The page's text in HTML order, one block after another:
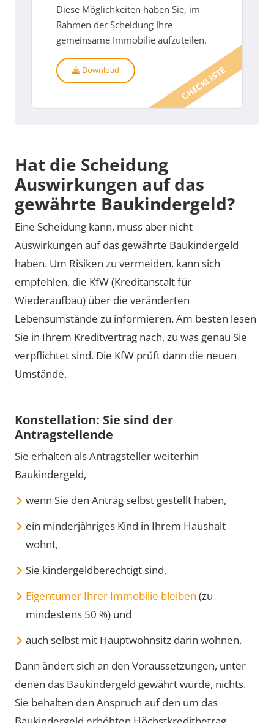
CHECKLISTE
Diese Möglichkeiten haben Sie, im
Rahmen der Scheidung Ihre
gemeinsame Immobilie aufzuteilen.
Download
Hat die Scheidung
Auswirkungen auf das
gewährte Baukindergeld?
Eine Scheidung kann, muss aber nicht
Auswirkungen auf das gewährte Baukindergeld
haben. Um Risiken zu vermeiden, kann sich
empfehlen, die KfW (Kreditanstalt für
Wiederaufbau) über die veränderten
Lebensumstände zu informieren. Am besten lesen
Sie in Ihrem Kreditvertrag nach, zu was genau Sie
verpflichtet sind. Die KfW prüft dann die neuen
Umstände.
Konstellation: Sie sind der
Antragstellende
Sie erhalten als Antragsteller weiterhin
Baukindergeld,
wenn Sie den Antrag selbst gestellt haben,
ein minderjähriges Kind in Ihrem Haushalt
wohnt,
Sie kindergeldberechtigt sind,
Eigentümer Ihrer Immobilie bleiben (zu
mindestens 50 %) und
auch selbst mit Hauptwohnsitz darin wohnen.
Dann ändert sich an den Voraussetzungen, unter
denen das Baukindergeld gewährt wurde, nichts.
Sie behalten den Anspruch auf den um das